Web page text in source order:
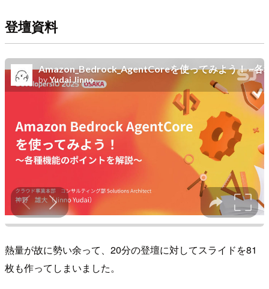
登壇資料
熱量が故に勢い余って、20分の登壇に対してスライドを81
枚も作ってしまいました。